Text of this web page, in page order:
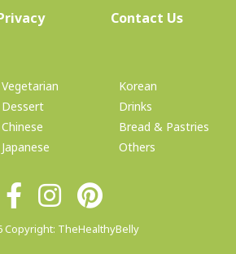
Contact Us
Vegetarian
Dessert
Chinese
Japanese
Korean
Drinks
Bread & Pastries
Others
Copyright: TheHealthyBelly